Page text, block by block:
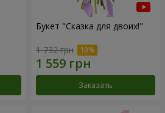
Букет "Сказка для двоих!"
1 732 грн
Заказать